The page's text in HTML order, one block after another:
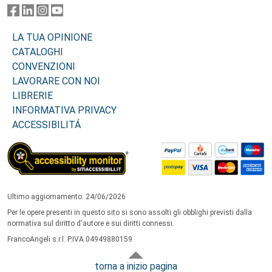
LA TUA OPINIONE
CATALOGHI
CONVENZIONI
LAVORARE CON NOI
LIBRERIE
INFORMATIVA PRIVACY
ACCESSIBILITÁ
Ultimo aggiornamento: 24/06/2026
Per le opere presenti in questo sito si sono assolti gli obblighi previsti dalla
normativa sul diritto d'autore e sui diritti connessi.
FrancoAngeli s.r.l. P.IVA 04949880159
torna a inizio pagina